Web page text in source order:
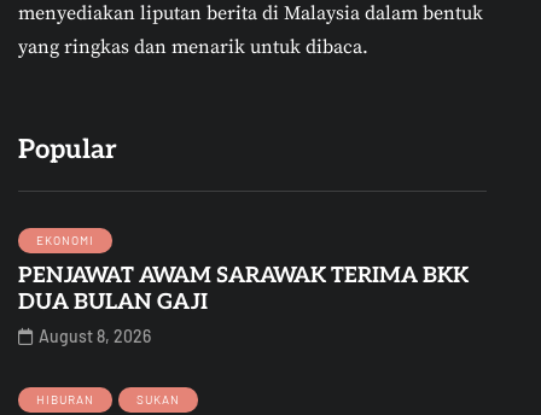
menyediakan liputan berita di Malaysia dalam bentuk
yang ringkas dan menarik untuk dibaca.
Popular
EKONOMI
PENJAWAT AWAM SARAWAK TERIMA BKK
DUA BULAN GAJI
August 8, 2026
HIBURAN SUKAN